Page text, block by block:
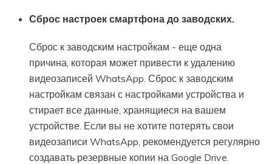
Сброс настроек смартфона до заводских.
Сброс к заводским настройкам - еще одна
причина, которая может привести к удалению
видеозаписей WhatsApp. Сброс к заводским
настройкам связан с настройками устройства и
стирает все данные, хранящиеся на вашем
устройстве. Если вы не хотите потерять свои
видеозаписи WhatsApp, рекомендуется регулярно
создавать резервные копии на Google Drive.